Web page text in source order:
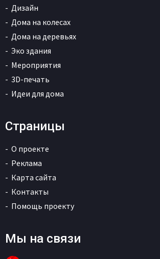
Дизайн
Дома на колесах
Дома на деревьях
Эко здания
Мероприятия
3D-печать
Идеи для дома
Страницы
О проекте
Реклама
Карта сайта
Контакты
Помощь проекту
Мы на связи